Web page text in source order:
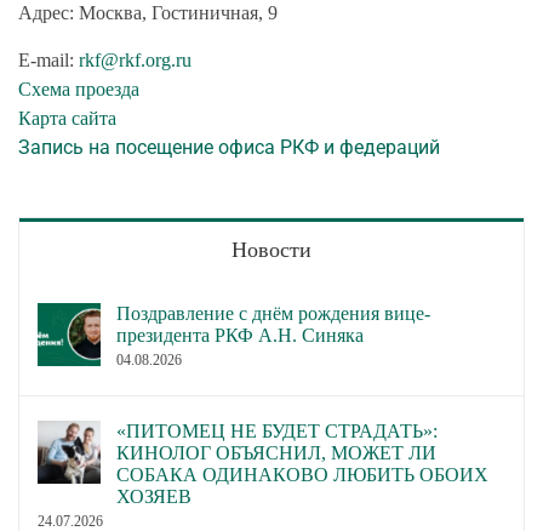
Адрес: Москва, Гостиничная, 9
E-mail: rkf@rkf.org.ru
Схема проезда
Карта сайта
Запись на посещение офиса РКФ и федераций
Новости
Поздравление с днём рождения вице-
президента РКФ А.Н. Синяка
04.08.2026
«ПИТОМЕЦ НЕ БУДЕТ СТРАДАТЬ»:
КИНОЛОГ ОБЪЯСНИЛ, МОЖЕТ ЛИ
СОБАКА ОДИНАКОВО ЛЮБИТЬ ОБОИХ
ХОЗЯЕВ
24.07.2026